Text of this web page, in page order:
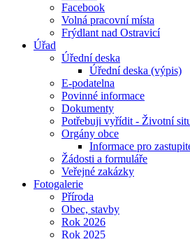
Facebook
Volná pracovní místa
Frýdlant nad Ostravicí
Úřad
Úřední deska
Úřední deska (výpis)
E-podatelna
Povinné informace
Dokumenty
Potřebuji vyřídit - Životní
Orgány obce
Informace pro
Žádosti a formuláře
Veřejné zakázky
Fotogalerie
Příroda
Obec, stavby
Rok 2026
Rok 2025